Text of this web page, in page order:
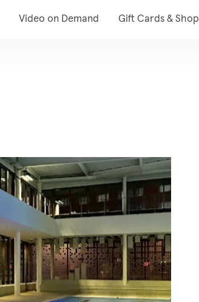
Video on Demand Gift Cards & Shop